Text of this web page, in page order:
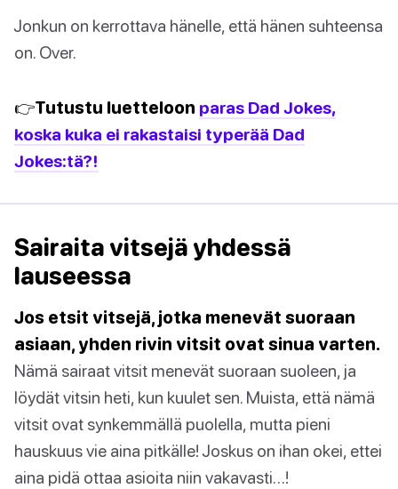
Jonkun on kerrottava hänelle, että hänen suhteensa
on. Over.
👉Tutustu luetteloon paras Dad Jokes,
koska kuka ei rakastaisi typerää Dad
Jokes:tä?!
Sairaita vitsejä yhdessä
lauseessa
Jos etsit vitsejä, jotka menevät suoraan
asiaan, yhden rivin vitsit ovat sinua varten.
Nämä sairaat vitsit menevät suoraan suoleen, ja
löydät vitsin heti, kun kuulet sen. Muista, että nämä
vitsit ovat synkemmällä puolella, mutta pieni
hauskuus vie aina pitkälle! Joskus on ihan okei, ettei
aina pidä ottaa asioita niin vakavasti…!